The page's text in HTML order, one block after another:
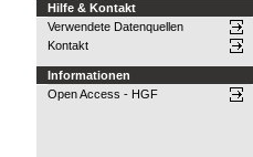
Hilfe & Kontakt
Verwendete Datenquellen
Kontakt
Informationen
Open Access - HGF